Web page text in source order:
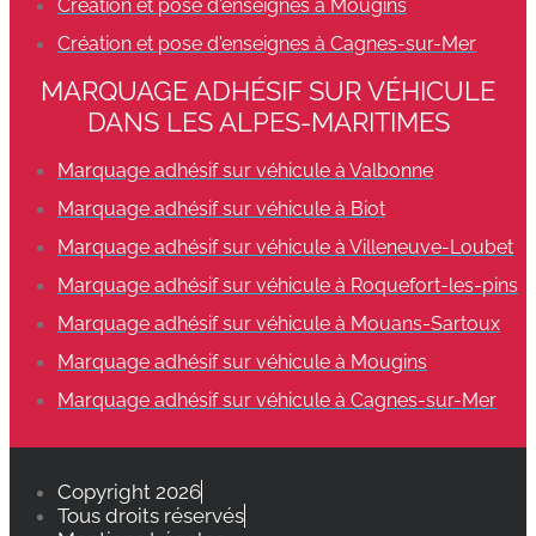
Création et pose d'enseignes à Mougins
Création et pose d'enseignes à Cagnes-sur-Mer
MARQUAGE ADHÉSIF SUR VÉHICULE
DANS LES ALPES-MARITIMES
Marquage adhésif sur véhicule à Valbonne
Marquage adhésif sur véhicule à Biot
Marquage adhésif sur véhicule à Villeneuve-Loubet
Marquage adhésif sur véhicule à Roquefort-les-pins
Marquage adhésif sur véhicule à Mouans-Sartoux
Marquage adhésif sur véhicule à Mougins
Marquage adhésif sur véhicule à Cagnes-sur-Mer
Copyright 2026
Tous droits réservés